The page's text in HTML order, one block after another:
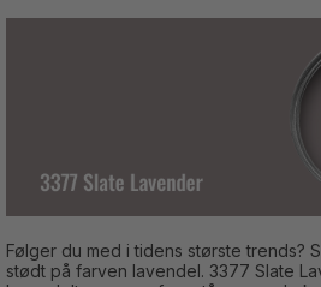
Følger du med i tidens største trends?
stødt på farven lavendel. 3377 Slate